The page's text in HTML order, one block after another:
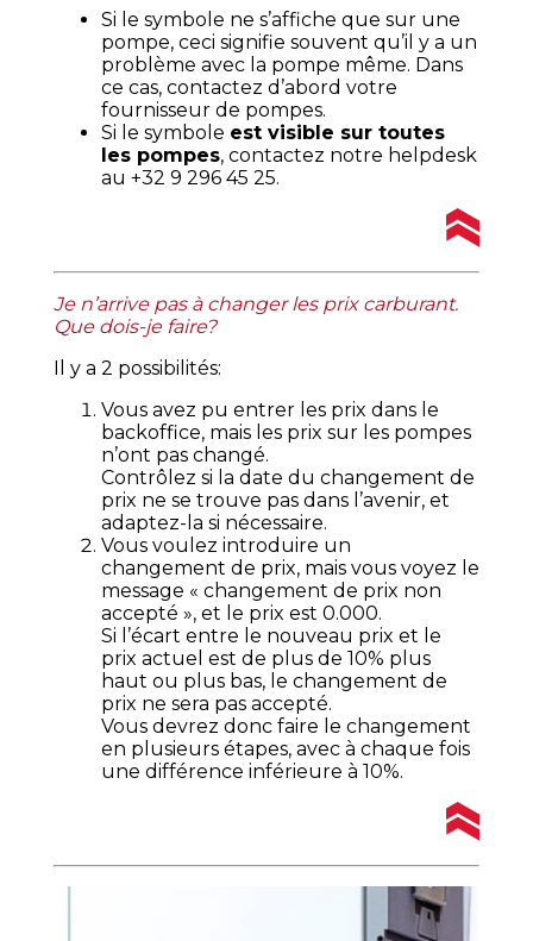
Si le symbole ne s’affiche que sur une
pompe, ceci signifie souvent qu’il y a un
problème avec la pompe même. Dans
ce cas, contactez d’abord votre
fournisseur de pompes.
Si le symbole est visible sur toutes
les pompes, contactez notre helpdesk
au +32 9 296 45 25.
Je n’arrive pas à changer les prix carburant.
Que dois-je faire?
Il y a 2 possibilités:
Vous avez pu entrer les prix dans le
backoffice, mais les prix sur les pompes
n’ont pas changé.
Contrôlez si la date du changement de
prix ne se trouve pas dans l’avenir, et
adaptez-la si nécessaire.
Vous voulez introduire un
changement de prix, mais vous voyez le
message « changement de prix non
accepté », et le prix est 0.000.
Si l’écart entre le nouveau prix et le
prix actuel est de plus de 10% plus
haut ou plus bas, le changement de
prix ne sera pas accepté.
Vous devrez donc faire le changement
en plusieurs étapes, avec à chaque fois
une différence inférieure à 10%.